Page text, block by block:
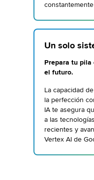
Un solo
Prepara tu pila
el futuro.
La capacidad
la perfección
IA te asegura
a las
recientes y
Vertex AI de